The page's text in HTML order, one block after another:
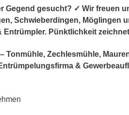
Gegend gesucht? ✓ Wir
Schwieberdingen,
Pünktlichkeit
Zechlesmühle,
&